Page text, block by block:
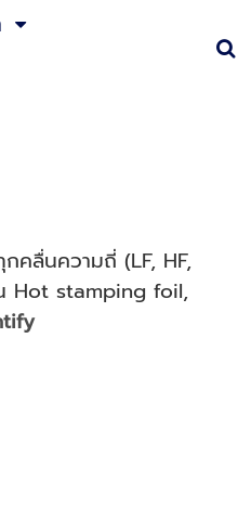
คลื่นความถี่ (LF, HF,
Hot stamping foil,